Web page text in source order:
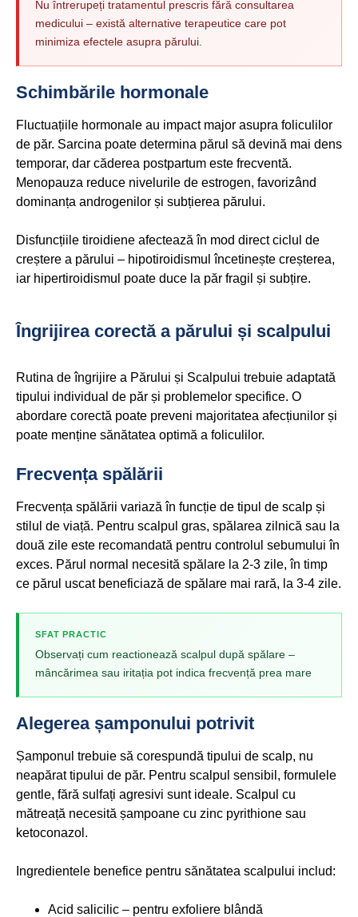
Nu întrerupeți tratamentul prescris fără consultarea
medicului – există alternative terapeutice care pot
minimiza efectele asupra părului.
Schimbările hormonale
Fluctuațiile hormonale au impact major asupra foliculilor
de păr. Sarcina poate determina părul să devină mai dens
temporar, dar căderea postpartum este frecventă.
Menopauza reduce nivelurile de estrogen, favorizând
dominanța androgenilor și subțierea părului.
Disfuncțiile tiroidiene afectează în mod direct ciclul de
creștere a părului – hipotiroidismul încetinește creșterea,
iar hipertiroidismul poate duce la păr fragil și subțire.
Îngrijirea corectă a părului și scalpului
Rutina de îngrijire a Părului și Scalpului trebuie adaptată
tipului individual de păr și problemelor specifice. O
abordare corectă poate preveni majoritatea afecțiunilor și
poate menține sănătatea optimă a foliculilor.
Frecvența spălării
Frecvența spălării variază în funcție de tipul de scalp și
stilul de viață. Pentru scalpul gras, spălarea zilnică sau la
două zile este recomandată pentru controlul sebumului în
exces. Părul normal necesită spălare la 2-3 zile, în timp
ce părul uscat beneficiază de spălare mai rară, la 3-4 zile.
SFAT PRACTIC
Observați cum reactionează scalpul după spălare –
mâncărimea sau iritația pot indica frecvență prea mare
Alegerea șamponului potrivit
Șamponul trebuie să corespundă tipului de scalp, nu
neapărat tipului de păr. Pentru scalpul sensibil, formulele
gentle, fără sulfați agresivi sunt ideale. Scalpul cu
mătreață necesită șampoane cu zinc pyrithione sau
ketoconazol.
Ingredientele benefice pentru sănătatea scalpului includ:
Acid salicilic – pentru exfoliere blândă